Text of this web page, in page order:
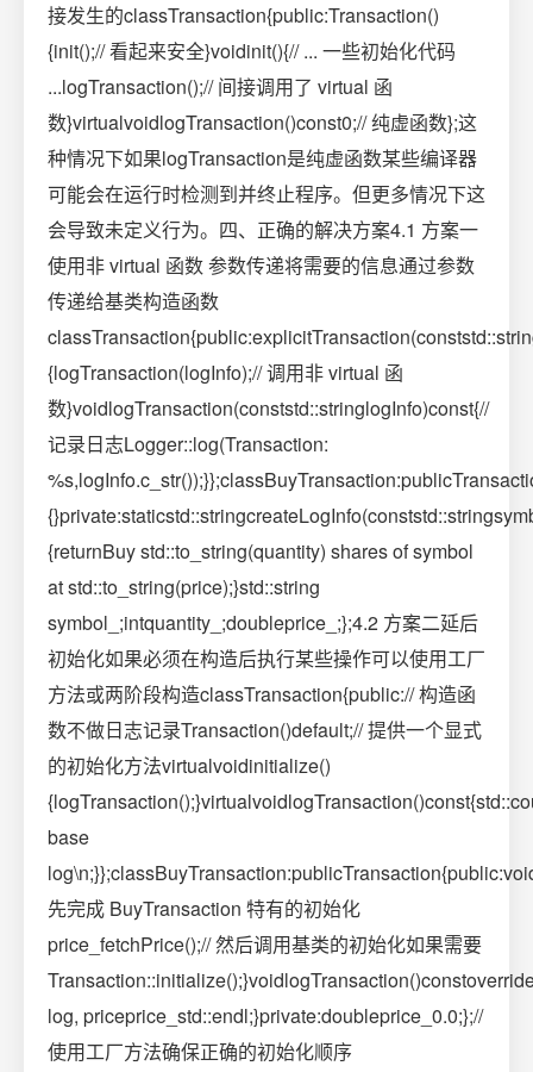
接发生的classTransaction{public:Transaction()
{init();// 看起来安全}voidinit(){// ... 一些初始化代码
...logTransaction();// 间接调用了 virtual 函
数}virtualvoidlogTransaction()const0;// 纯虚函数};这
种情况下如果logTransaction是纯虚函数某些编译器
可能会在运行时检测到并终止程序。但更多情况下这
会导致未定义行为。四、正确的解决方案4.1 方案一
使用非 virtual 函数 参数传递将需要的信息通过参数
传递给基类构造函数
{logTransaction(logInfo);// 调用非 virtual 函
数}voidlogTransaction(conststd::stringlogInfo)const{//
记录日志Logger::log(Transaction:
{returnBuy std::to_string(quantity) shares of symbol
at std::to_string(price);}std::string
symbol_;intquantity_;doubleprice_;};4.2 方案二延后
初始化如果必须在构造后执行某些操作可以使用工厂
方法或两阶段构造classTransaction{public:// 构造函
数不做日志记录Transaction()default;// 提供一个显式
的初始化方法virtualvoidinitialize()
base
先完成 BuyTransaction 特有的初始化
price_fetchPrice();// 然后调用基类的初始化如果需要
log, priceprice_std::endl;}private:doubleprice_0.0;};//
使用工厂方法确保正确的初始化顺序